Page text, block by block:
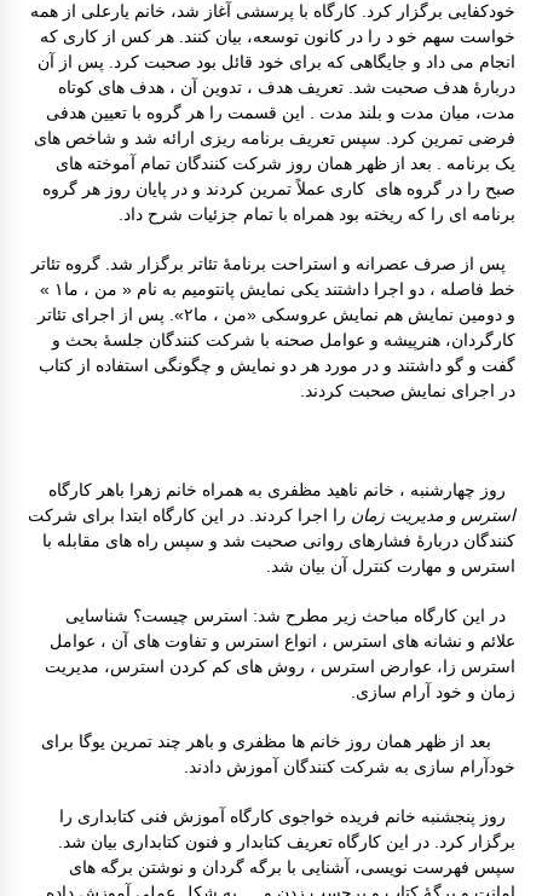
خودکفایی برگزار کرد. کارگاه با پرسشی آغاز شد، خانم یارعلی از همه
خواست سهم خو د را در کانون توسعه، بیان کنند. هر کس از کاری که
انجام می داد و جایگاهی که برای خود قائل بود صحبت کرد. پس از آن
دربارۀ هدف صحبت شد. تعریف هدف ، تدوین آن ، هدف های کوتاه
مدت، میان مدت و بلند مدت . این قسمت را هر گروه با تعیین هدفی
فرضی تمرین کرد. سپس تعریف برنامه ریزی ارائه شد و شاخص های
یک برنامه . بعد از ظهر همان روز شرکت کنندگان تمام آموخته های
صبح را در گروه های کاری عملاً تمرین کردند و در پایان روز هر گروه
برنامه ای را که ریخته بود همراه با تمام جزئیات شرح داد.
پس از صرف عصرانه و استراحت برنامۀ تئاتر برگزار شد. گروه تئاتر
خط فاصله ، دو اجرا داشتند یکی نمایش پانتومیم به نام « من ، ما۱ »
و دومین نمایش هم نمایش عروسکی «من ، ما۲». پس از اجرای تئاتر
کارگردان، هنرپیشه و عوامل صحنه با شرکت کنندگان جلسۀ بحث و
گفت و گو داشتند و در مورد هر دو نمایش و چگونگی استفاده از کتاب
در اجرای نمایش صحبت کردند.
روز چهارشنبه ، خانم ناهید مظفری به همراه خانم زهرا باهر کارگاه
استرس و مدیریت زمان را اجرا کردند. در این کارگاه ابتدا برای شرکت
کنندگان دربارۀ فشارهای روانی صحبت شد و سپس راه های مقابله با
استرس و مهارت کنترل آن بیان شد.
در این کارگاه مباحث زیر مطرح شد: استرس چیست؟ شناسایی
علائم و نشانه های استرس ، انواع استرس و تفاوت های آن ، عوامل
استرس زا، عوارض استرس ، روش های کم کردن استرس، مدیریت
زمان و خود آرام سازی.
بعد از ظهر همان روز خانم ها مظفری و باهر چند تمرین یوگا برای
خودآرام سازی به شرکت کنندگان آموزش دادند.
روز پنجشنبه خانم فریده خواجوی کارگاه آموزش فنی کتابداری را
برگزار کرد. در این کارگاه تعریف کتابدار و فنون کتابداری بیان شد.
سپس فهرست نویسی، آشنایی با برگه گردان و نوشتن برگه های